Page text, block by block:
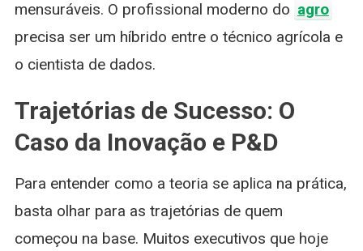
mensuráveis. O profissional moderno do agro
precisa ser um híbrido entre o técnico agrícola e
o cientista de dados.
Trajetórias de Sucesso: O
Caso da Inovação e P&D
Para entender como a teoria se aplica na prática,
basta olhar para as trajetórias de quem
começou na base. Muitos executivos que hoje